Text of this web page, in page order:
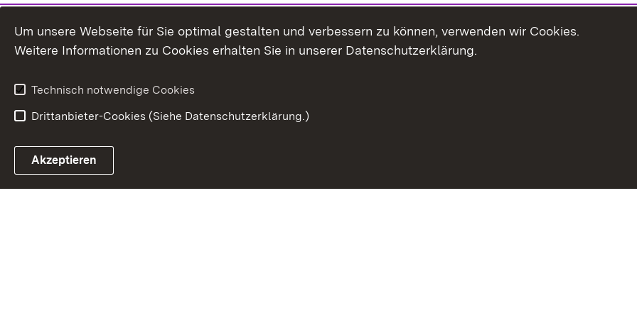
Um unsere Webseite für Sie optimal gestalten und verbessern zu können, verwenden wir Cookies.
Weitere Informationen zu Cookies erhalten Sie in unserer Datenschutzerklärung.
Technisch notwendige Cookies
Drittanbieter-Cookies (Siehe Datenschutzerklärung.)
Akzeptieren